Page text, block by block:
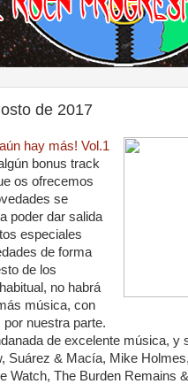
de 2017
hay más! Vol.1
bonus track
os ofrecemos
se
poder dar salida
especiales
de forma
de los
no habrá
música, con
nuestra parte.
de excelente música, y
Suárez & Macía, Mike
Watch, The Burden Remains